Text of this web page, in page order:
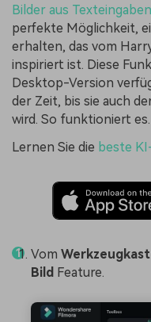
Bilder aus
perfekte Möglichkeit,
erhalten, das vom
inspiriert ist. Diese
Desktop-Version
der Zeit, bis sie auch
wird. So funktioniert es.
Lernen Sie die beste
Vom
Bild Feature.